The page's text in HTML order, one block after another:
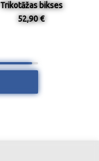
Trikotāžas bikses
52,90 €